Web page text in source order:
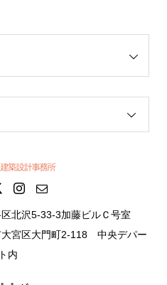
北沢5-33-3加藤ビルＣ号室
大宮区大門町2-118 中央デパー
ト内